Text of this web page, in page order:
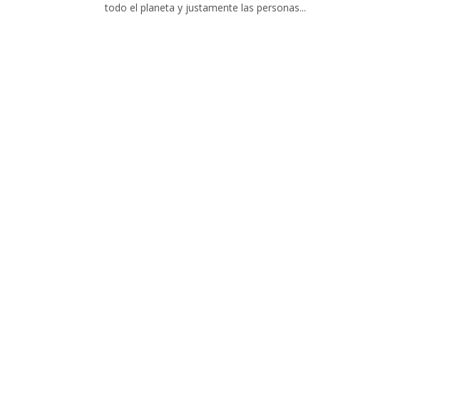
todo el planeta y justamente las personas...